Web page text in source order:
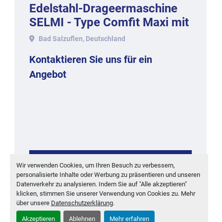
Wir verwenden Cookies, um Ihren Besuch zu verbessern,
personalisierte Inhalte oder Werbung zu präsentieren und unseren
Datenverkehr zu analysieren. Indem Sie auf "Alle akzeptieren"
klicken, stimmen Sie unserer Verwendung von Cookies zu. Mehr
über unsere Datenschutzerklärung.
Akzeptieren Ablehnen Mehr erfahren
Edelstahl-Drageermaschine
SELMI - Type Comfit Maxi mit
ca. 50-60 kg. Inhalt, 2017.
Bad Salzuflen, Deutschland
Kontaktieren Sie uns für ein
Angebot
MEHR ENTDECKEN